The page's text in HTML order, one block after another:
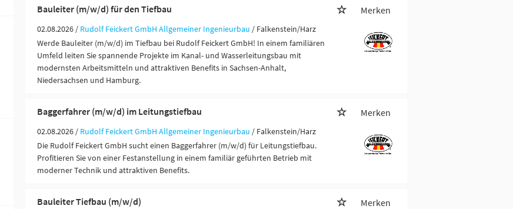
Bauleiter (m/w/d) für den Tiefbau Merken
02.08.2026 / Rudolf Feickert GmbH Allgemeiner Ingenieurbau / Falkenstein/Harz
Werde Bauleiter (m/w/d) im Tiefbau bei Rudolf Feickert GmbH! In einem familiären
Umfeld leiten Sie spannende Projekte im Kanal- und Wasserleitungsbau mit
modernsten Arbeitsmitteln und attraktiven Benefits in Sachsen-Anhalt,
Niedersachsen und Hamburg.
Baggerfahrer (m/w/d) im Leitungstiefbau Merken
02.08.2026 / Rudolf Feickert GmbH Allgemeiner Ingenieurbau / Falkenstein/Harz
Die Rudolf Feickert GmbH sucht einen Baggerfahrer (m/w/d) für Leitungstiefbau.
Profitieren Sie von einer Festanstellung in einem familiär geführten Betrieb mit
moderner Technik und attraktiven Benefits.
Bauleiter Tiefbau (m/w/d) Merken